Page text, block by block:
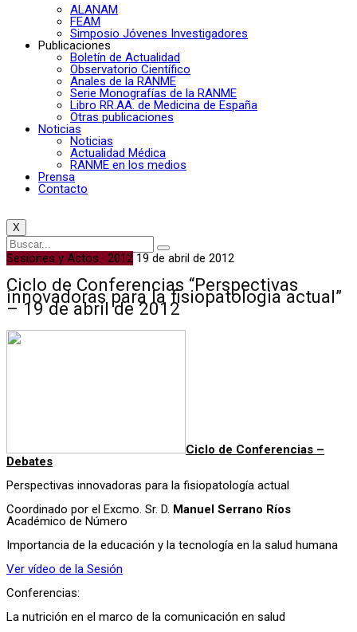
ALANAM
FEAM
Simposio Jóvenes Investigadores
Publicaciones
Boletín de Actualidad
Observatorio Científico
Anales de la RANME
Serie Monografías de la RANME
Libro RR.AA. de Medicina de España
Otras publicaciones
Noticias
Noticias
Actualidad Médica
RANME en los medios
Prensa
Contacto
X
Sesiones y Actos · 2012 19 de abril de 2012
Ciclo de Conferencias “Perspectivas
innovadoras para la fisiopatologia actual”
– 19 de abril de 2012
Ciclo de Conferencias –
Debates
Perspectivas innovadoras para la fisiopatología actual
Coordinado por el Excmo. Sr. D. Manuel Serrano Ríos
Académico de Número
Importancia de la educación y la tecnología en la salud humana
Ver vídeo de la Sesión
Conferencias:
La nutrición en el marco de la comunicación en salud